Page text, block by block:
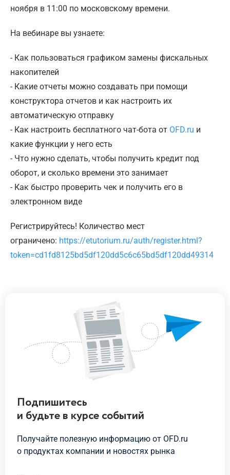
ноября в 11:00 по московскому времени.
На вебинаре вы узнаете:
- Как пользоваться графиком замены фискальных
накопителей
- Какие отчеты можно создавать при помощи
конструктора отчетов и как настроить их
автоматическую отправку
- Как настроить бесплатного чат-бота от OFD.ru и
какие функции у него есть
- Что нужно сделать, чтобы получить кредит под
оборот, и сколько времени это занимает
- Как быстро проверить чек и получить его в
электронном виде
Регистрируйтесь! Количество мест
ограничено: https://etutorium.ru/auth/register.html?
token=cd1fd8125bd5df120dd5c6c65bd5df120dd49314
Подпишитесь
и будьтев курсесобытий
Получайте полезную информацию от OFD.ru
о продуктах компании и новостях рынка